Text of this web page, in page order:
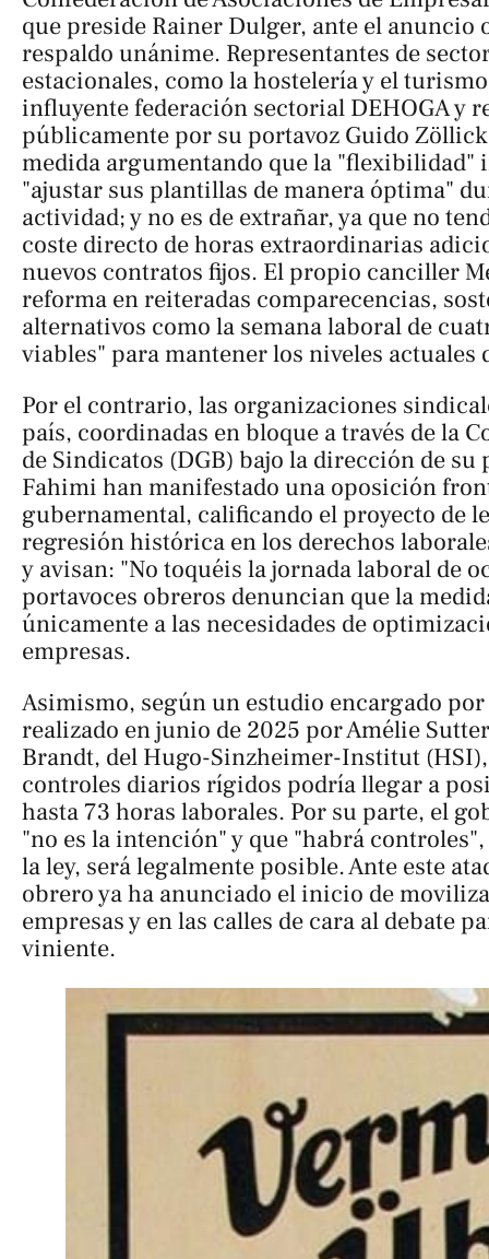
que preside Rainer Dulger, ante el anuncio
respaldo unánime. Representantes de
estacionales, como la hostelería y el
influyente federación sectorial DEHOGA y
públicamente por su portavoz Guido
medida argumentando que la
"ajustar sus plantillas de manera óptima"
actividad; y no es de extrañar, ya que no
coste directo de horas extraordinarias
nuevos contratos fijos. El propio canciller
reforma en reiteradas comparecencias,
alternativos como la semana laboral de
viables" para mantener los niveles
Por el contrario, las organizaciones
país, coordinadas en bloque a través de la
de Sindicatos (DGB) bajo la dirección de su
Fahimi han manifestado una oposición
gubernamental, calificando el proyecto de
regresión histórica en los derechos
y avisan: "No toquéis la jornada laboral de
portavoces obreros denuncian que la
únicamente a las necesidades de
empresas.
Asimismo, según un estudio encargado
realizado en junio de 2025 por Amélie
Brandt, del Hugo-Sinzheimer-Institut
controles diarios rígidos podría llegar a
hasta 73 horas laborales. Por su parte, el
"no es la intención" y que "habrá
la ley, será legalmente posible. Ante este
obrero ya ha anunciado el inicio de
empresas y en las calles de cara al debate
viniente.